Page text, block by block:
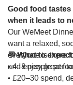
Good food tastes
when it leads to
Our WeMeet
want a relaxed,
everyone is there
and enjoy great
💬 What to
• 4–8 people per
• £20–30 spend,